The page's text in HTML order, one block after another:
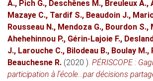
A., Pich G., Deschênes M., Breuleux A.,
Mazaye C., Tardif S., Beaudoin J.,
Rousseau N., Mendoza G., Bourdon S.,
Ahehehinnou P., Gérin-Lajoie F.,
J., Larouche C., Bilodeau B., Boulay M.,
Beauchesne R. (2020 ). PÉRISCOPE :
participation à l’école…par décisions